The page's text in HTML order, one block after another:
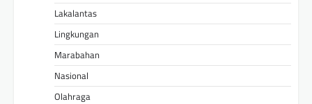
Lakalantas
Lingkungan
Marabahan
Nasional
Olahraga